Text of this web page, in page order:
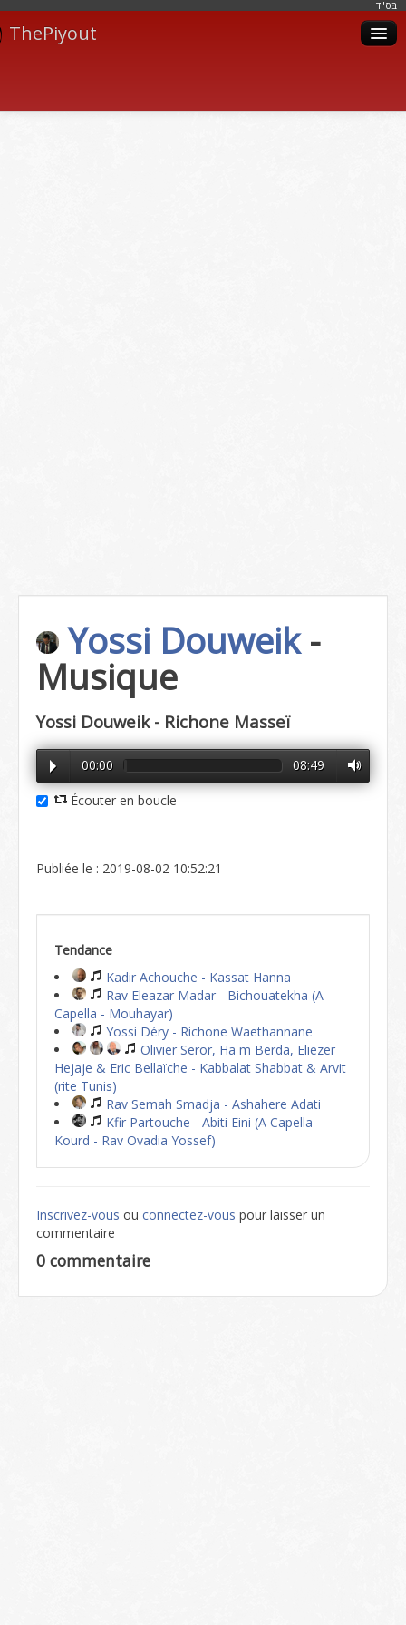
בּס"ד
ThePiyout
Yossi Douweik-
Musique
Yossi Douweik - Richone Masseï
00:00 08:49
Écouter en boucle
Publiée le : 2019-08-02 10:52:21
Tendance
Kadir Achouche - Kassat Hanna
Rav Eleazar Madar - Bichouatekha (A
Capella - Mouhayar)
Yossi Déry - Richone Waethannane
Olivier Seror, Haïm Berda, Eliezer
Hejaje & Eric Bellaïche - Kabbalat Shabbat & Arvit
(rite Tunis)
Rav Semah Smadja - Ashahere Adati
Kfir Partouche - Abiti Eini (A Capella -
Kourd - Rav Ovadia Yossef)
Inscrivez-vous ou connectez-vous pour laisser un
commentaire
0 commentaire